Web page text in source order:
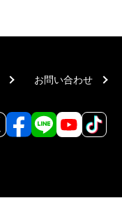
お問い合わせ